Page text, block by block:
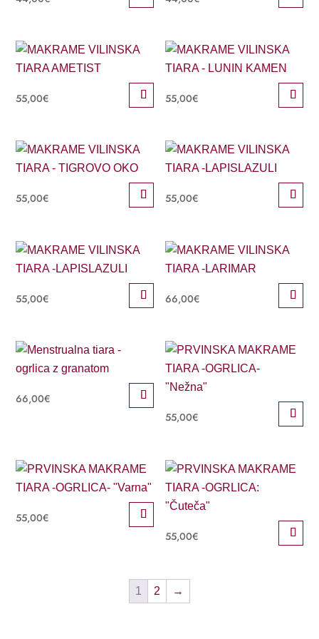
55,00€ 55,00€
55,00€ 55,00€
55,00€ 66,00€
66,00€
55,00€
55,00€
55,00€
1 2 →